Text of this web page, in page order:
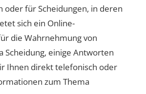
oder für Scheidungen, in deren
sich ein Online-
die Wahrnehmung von
Scheidung, einige Antworten
Ihnen direkt telefonisch oder
zum Thema